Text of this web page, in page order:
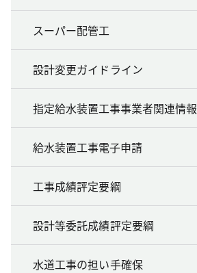
スーパー配管工
設計変更ガイドライン
指定給水装置工事事業者関連情報
給水装置工事電子申請
工事成績評定要綱
設計等委託成績評定要綱
水道工事の担い手確保